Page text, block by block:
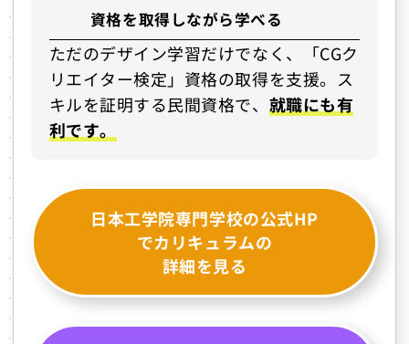
資格を取得しながら学べる
ただのデザイン学習だけでなく、「CGク
リエイター検定」資格の取得を支援。ス
キルを証明する民間資格で、 就職にも有
利です。
日本工学院専門学校の公式HP
でカリキュラムの
詳細を見る